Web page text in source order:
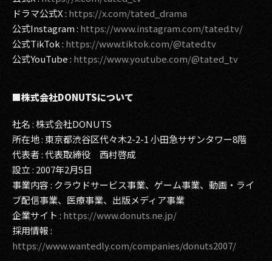
ドラマ公式X : https://x.com/tated_drama
公式Instagram : https://www.instagram.com/tated.tv/
公式TikTok : https://www.tiktok.com/@tated.tv
公式YouTube : https://www.youtube.com/@tated_tv
■株式会社DONUTSについて
社名 : 株式会社DONUTS
所在地 : 東京都渋谷区代々木2-2-1 小田急サザンタワー8階
代表者 : 代表取締役 西村啓成
設立 : 2007年2月5日
事業内容 : クラウドサービス事業、ゲーム事業、動画・ライ
ブ配信事業、医療事業、出版メディア事業
企業サイト : https://www.donuts.ne.jp/
採用情報 :
https://www.wantedly.com/companies/donuts2007/